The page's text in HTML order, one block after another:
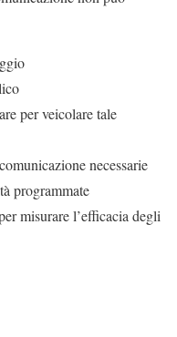
per veicolare tale
necessarie
programmate
misurare l’efficacia degli